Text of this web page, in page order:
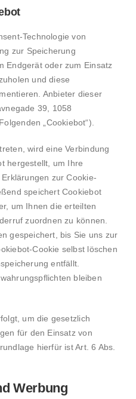
Technologie von
zur Speicherung
Endgerät oder zum Einsatz
und diese
Anbieter dieser
39, 1058
„Cookiebot“).
wird eine Verbindung
hergestellt, um Ihre
zur Cookie-
speichert Cookiebot
um Ihnen die erteilten
zuordnen zu können.
gespeichert, bis Sie uns zur
Cookie selbst löschen
entfällt.
bleiben
um die gesetzlich
für den Einsatz von
hierfür ist Art. 6 Abs.
Werbung